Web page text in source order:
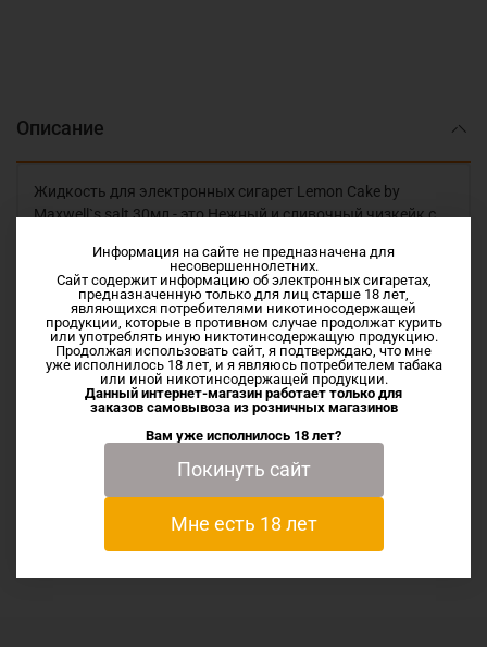
Описание
Жидкость для электронных сигарет Lemon Cake by
Maxwell`s salt 30мл - это Нежный и сливочный чизкейк с
не возможно. Теперь и на солевом.
Vg/Pg 50/50
Купить и заказать с доставкой по всей России можно в
нашем интернет-магазине. Закупаем жидкость на прямую
у производителя или дистрибьютора. Оригинальные
товары. Отправим в день оплаты заказа.
Информация на сайте не предназначена для
несовершеннолетних.
Сайт содержит информацию об электронных сигаретах,
предназначенную только для лиц старше 18 лет,
являющихся потребителями никотиносодержащей
продукции, которые в противном случае продолжат курить
или употреблять иную никтотинсодержащую продукцию.
Продолжая использовать сайт, я подтверждаю, что мне
уже исполнилось 18 лет, и я являюсь потребителем табака
или иной никотинсодержащей продукции.
Данный интернет-магазин работает только для
заказов самовывоза из розничных магазинов
Вам уже исполнилось 18 лет?
Покинуть сайт
Мне есть 18 лет